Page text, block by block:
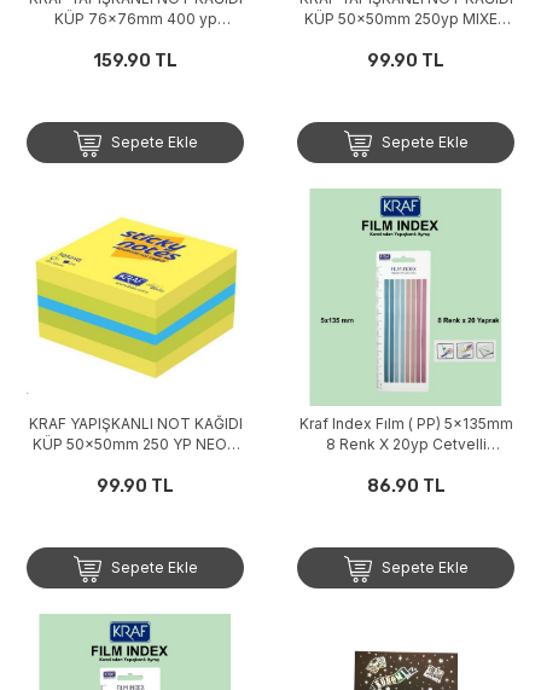
KÜP 76x76mm 400 yp
159.90 TL
Sepete Ekle
KÜP 50x50mm 250yp MIXED
99.90 TL
Sepete Ekle
KRAF YAPIŞKANLI NOT KAĞIDI
KÜP 50x50mm 250 YP NEON
99.90 TL
Sepete Ekle
Kraf Index Fılm ( PP) 5x135mm
8 Renk X 20yp Cetvelli
86.90 TL
Sepete Ekle